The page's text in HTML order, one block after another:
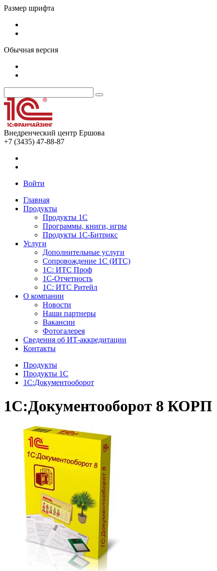
Размер шрифта
Обычная версия
Внедренческий центр Ершова
+7 (3435) 47-88-87
Войти
Главная
Продукты
Продукты 1С
Программы, книги, игры
Продукты 1С-Битрикс
Услуги
Дополнительные услуги
Сопровождение 1С (ИТС)
1С: ИТС Проф
1С-Отчетность
1С: ИТС Ритейл
О компании
Новости
Наши партнеры
Вакансии
Фотогалерея
Сведения об ИТ-аккредитации
Контакты
Продукты
Продукты 1С
1С:Документооборот
1С:Документооборот 8 КОРП